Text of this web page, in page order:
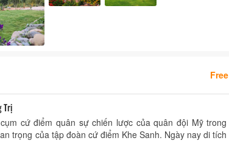
Free
Trị
cứ điểm quân sự chiến lược của quân đội Mỹ trong
trọng của tập đoàn cứ điểm Khe Sanh. Ngày nay di tích